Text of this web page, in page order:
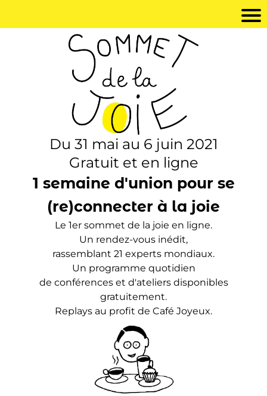
Du 31 mai au 6 juin 2021
Gratuit et en ligne
1 semaine d'union pour se
(re)connecter à la joie
Le 1er sommet de la joie en ligne.
Un rendez-vous inédit,
rassemblant 21 experts mondiaux.
Un programme quotidien
de conférences et d'ateliers disponibles
gratuitement.
Replays au profit de Café Joyeux.